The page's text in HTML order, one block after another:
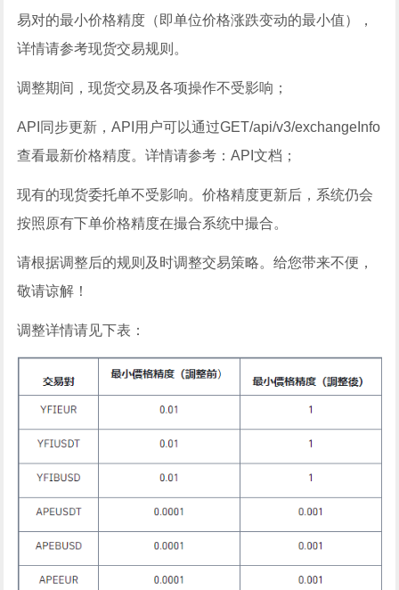
易对的最小价格精度（即单位价格涨跌变动的最小值），
详情请参考现货交易规则。
调整期间，现货交易及各项操作不受影响；
API同步更新，API用户可以通过GET/api/v3/exchangeInfo
查看最新价格精度。详情请参考：API文档；
现有的现货委托单不受影响。价格精度更新后，系统仍会
按照原有下单价格精度在撮合系统中撮合。
请根据调整后的规则及时调整交易策略。给您带来不便，
敬请谅解！
调整详情请见下表：